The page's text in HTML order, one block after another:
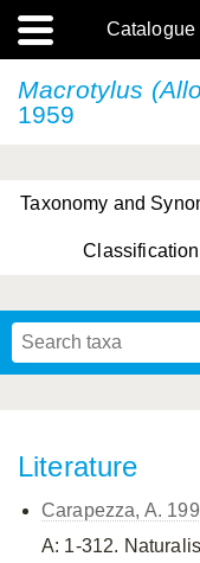
Catalogue
Macrotylus
1959
Taxonomy and
Classification
Literature
Carapezza, A.
A: 1-312.